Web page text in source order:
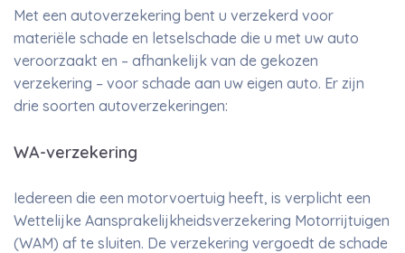
Met een autoverzekering bent u verzekerd voor
materiële schade en letselschade die u met uw auto
veroorzaakt en – afhankelijk van de gekozen
verzekering – voor schade aan uw eigen auto. Er zijn
drie soorten autoverzekeringen:
WA-verzekering
Iedereen die een motorvoertuig heeft, is verplicht een
Wettelijke Aansprakelijkheidsverzekering Motorrijtuigen
(WAM) af te sluiten. De verzekering vergoedt de schade